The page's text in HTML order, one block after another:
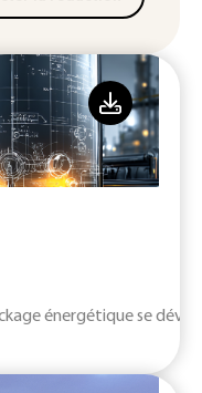
énergétique se